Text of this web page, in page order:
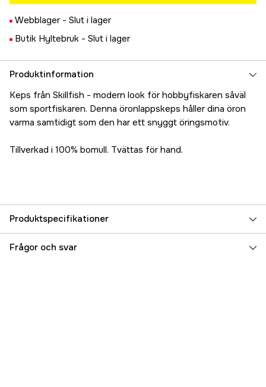
Webblager - Slut i lager
Butik Hyltebruk - Slut i lager
Produktinformation
Keps från Skillfish - modern look för hobbyfiskaren såväl
som sportfiskaren. Denna öronlappskeps håller dina öron
varma samtidigt som den har ett snyggt öringsmotiv.
Tillverkad i 100% bomull. Tvättas för hand.
Produktspecifikationer
Referensnummer 5000078354
Frågor och svar